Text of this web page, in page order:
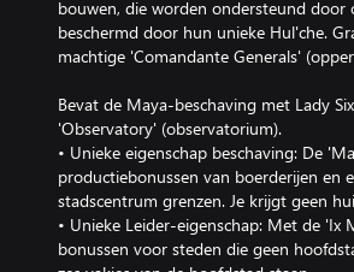
bouwen, die worden ondersteund
beschermd door hun unieke Hul'che.
machtige 'Comandante Generals'
Bevat de Maya-beschaving met Lady
'Observatory' (observatorium).
• Unieke eigenschap beschaving: De
productiebonussen van boerderijen en
stadscentrum grenzen. Je krijgt geen
• Unieke Leider-eigenschap: Met de 'Ix
bonussen voor steden die geen